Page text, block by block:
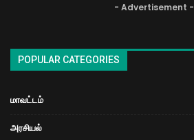
- Advertisement -
POPULAR CATEGORIES
மாவட்டம்
அரசியல்